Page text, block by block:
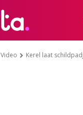
Video Kerel laat